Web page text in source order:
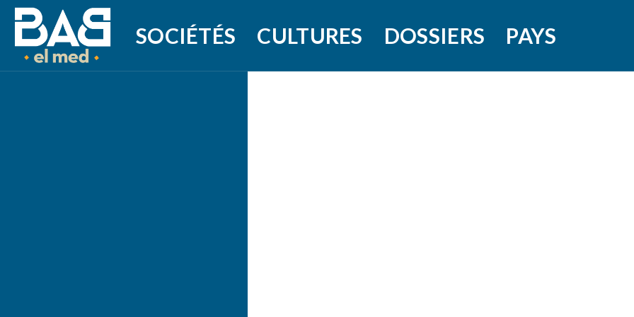
SOCIÉTÉS CULTURES DOSSIERS PAYS